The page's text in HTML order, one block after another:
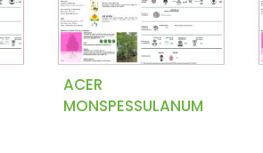
ACER
MONSPESSULANUM